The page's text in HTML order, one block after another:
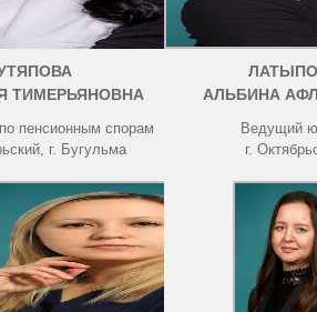
ТИМЕРЬЯНОВНА
пенсионным спорам
г. Бугульма
АЛЬБИНА
Ведущий
г.